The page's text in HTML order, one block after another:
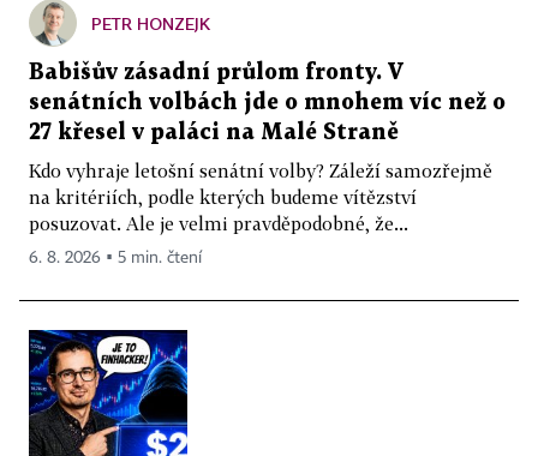
PETR HONZEJK
Babišův zásadní průlom fronty. V
senátních volbách jde o mnohem víc než o
27 křesel v paláci na Malé Straně
Kdo vyhraje letošní senátní volby? Záleží samozřejmě
na kritériích, podle kterých budeme vítězství
posuzovat. Ale je velmi pravděpodobné, že...
6. 8. 2026 ▪ 5 min. čtení